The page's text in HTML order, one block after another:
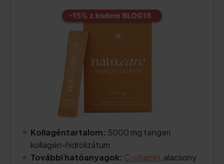
Kollagéntartalom: 5000 mg tengeri
kollagén-hidrolizátum
További hatóanyagok: C-vitamin , alacsony